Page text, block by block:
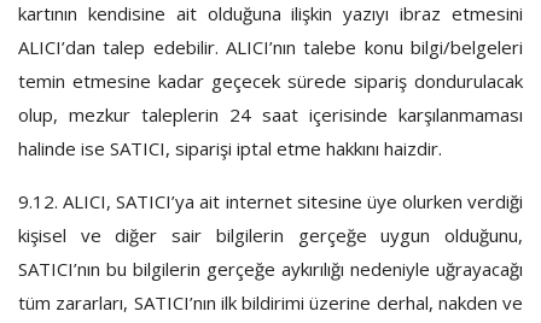
kartının kendisine ait olduğuna ilişkin yazıyı ibraz etmesini
ALICI’dan talep edebilir. ALICI’nın talebe konu bilgi/belgeleri
temin etmesine kadar geçecek sürede sipariş dondurulacak
olup, mezkur taleplerin 24 saat içerisinde karşılanmaması
halinde ise SATICI, siparişi iptal etme hakkını haizdir.
9.12. ALICI, SATICI’ya ait internet sitesine üye olurken verdiği
kişisel ve diğer sair bilgilerin gerçeğe uygun olduğunu,
SATICI’nın bu bilgilerin gerçeğe aykırılığı nedeniyle uğrayacağı
tüm zararları, SATICI’nın ilk bildirimi üzerine derhal, nakden ve